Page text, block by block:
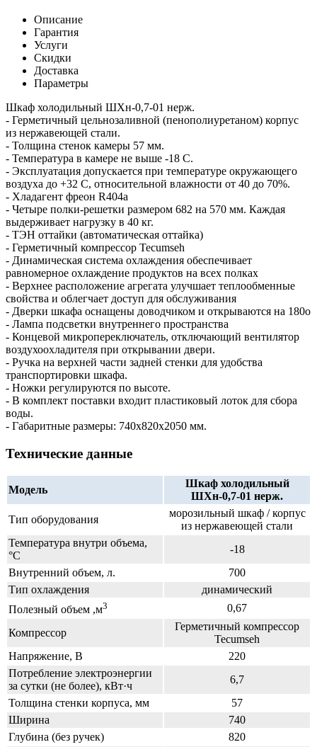
Описание
Гарантия
Услуги
Скидки
Доставка
Параметры
Шкаф холодильный ШХн-0,7-01 нерж.
- Герметичный цельнозаливной (пенополиуретаном) корпус
из нержавеющей стали.
- Толщина стенок камеры 57 мм.
- Температура в камере не выше -18 С.
- Эксплуатация допускается при температуре окружающего
воздуха до +32 С, относительной влажности от 40 до 70%.
- Хладагент фреон R404а
- Четыре полки-решетки размером 682 на 570 мм. Каждая
выдерживает нагрузку в 40 кг.
- ТЭН оттайки (автоматическая оттайка)
- Герметичный компрессор Tecumseh
- Динамическая система охлаждения обеспечивает
равномерное охлаждение продуктов на всех полках
- Верхнее расположение агрегата улучшает теплообменные
свойства и облегчает доступ для обслуживания
- Дверки шкафа оснащены доводчиком и открываются на 180о
- Лампа подсветки внутреннего пространства
- Концевой микропереключатель, отключающий вентилятор
воздухоохладителя при открывании двери.
- Ручка на верхней части задней стенки для удобства
транспортировки шкафа.
- Ножки регулируются по высоте.
- В комплект поставки входит пластиковый лоток для сбора
воды.
- Габаритные размеры: 740x820x2050 мм.
Технические данные
Модель
Шкаф холодильный
ШХн-0,7-01 нерж.
Тип оборудования
морозильный шкаф / корпус
из нержавеющей стали
Температура внутри объема,
°C
-18
Внутренний объем, л.
700
Тип охлаждения
динамический
Полезный объем ,м3 0,67
Компрессор
Герметичный компрессор
Tecumseh
Напряжение, В
220
Потребление электроэнергии
за сутки (не более), кВт·ч
6,7
Толщина стенки корпуса, мм
57
Ширина
740
Глубина (без ручек)
820